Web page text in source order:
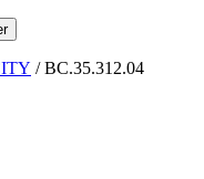
/ BC.35.312.04